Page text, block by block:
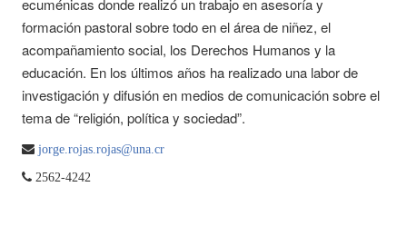
formación pastoral sobre todo en el área de niñez, el
acompañamiento social, los Derechos Humanos y la
educación. En los últimos años ha realizado una labor de
investigación y difusión en medios de comunicación sobre el
tema de “religión, política y sociedad”.
jorge.rojas.rojas@una.cr
2562-4242